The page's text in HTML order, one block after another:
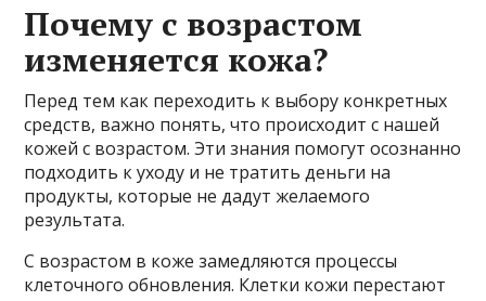
Почему с возрастом
изменяется кожа?
Перед тем как переходить к выбору конкретных
средств, важно понять, что происходит с нашей
кожей с возрастом. Эти знания помогут осознанно
подходить к уходу и не тратить деньги на
продукты, которые не дадут желаемого
результата.
С возрастом в коже замедляются процессы
клеточного обновления. Клетки кожи перестают